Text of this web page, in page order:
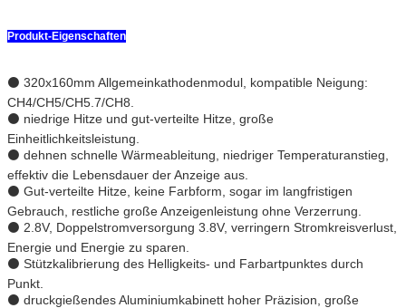
Produkt-Eigenschaften
⚫ 320x160mm Allgemeinkathodenmodul, kompatible Neigung:
CH4/CH5/CH5.7/CH8.
⚫ niedrige Hitze und gut-verteilte Hitze, große
Einheitlichkeitsleistung.
⚫ dehnen schnelle Wärmeableitung, niedriger Temperaturanstieg,
effektiv die Lebensdauer der Anzeige aus.
⚫ Gut-verteilte Hitze, keine Farbform, sogar im langfristigen
Gebrauch, restliche große Anzeigenleistung ohne Verzerrung.
⚫ 2.8V, Doppelstromversorgung 3.8V, verringern Stromkreisverlust,
Energie und Energie zu sparen.
⚫ Stützkalibrierung des Helligkeits- und Farbartpunktes durch
Punkt.
⚫ druckgießendes Aluminiumkabinett hoher Präzision, große